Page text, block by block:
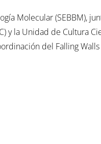
Molecular (SEBBM),
y la Unidad de Cultura
del Falling